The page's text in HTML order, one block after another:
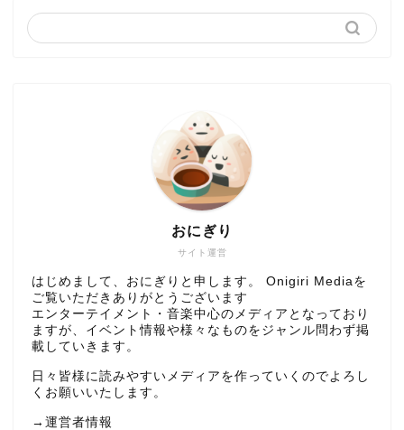
サイト運営
おにぎり
はじめまして、おにぎりと申します。 Onigiri Mediaを
ご覧いただきありがとうございます
エンターテイメント・音楽中心のメディアとなっており
ますが、イベント情報や様々なものをジャンル問わず掲
載していきます。
日々皆様に読みやすいメディアを作っていくのでよろし
くお願いいたします。
→ 運営者情報